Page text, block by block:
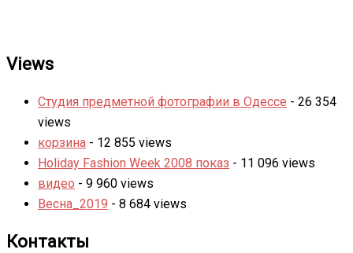
Views
Студия предметной фотографии в Одессе - 26 354
views
корзина - 12 855 views
Holiday Fashion Week 2008 показ - 11 096 views
видео - 9 960 views
Весна_2019 - 8 684 views
Контакты